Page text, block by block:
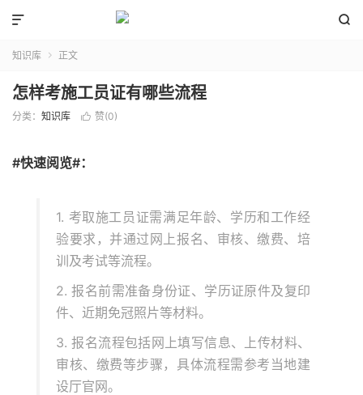


知识库  正文
怎样考施工员证有哪些流程
分类： 知识库  赞(0)
#快速阅览#：
1. 考取施工员证需满足年龄、学历和工作经
验要求，并通过网上报名、审核、缴费、培
训及考试等流程。
2. 报名前需准备身份证、学历证原件及复印
件、近期免冠照片等材料。
3. 报名流程包括网上填写信息、上传材料、
审核、缴费等步骤，具体流程需参考当地建
设厅官网。